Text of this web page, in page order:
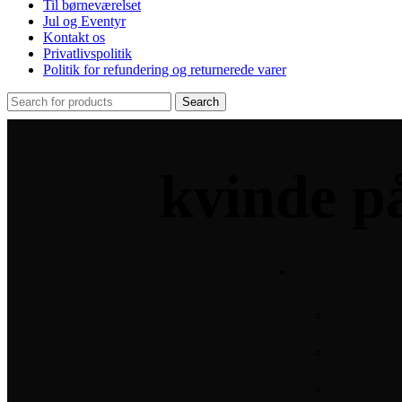
Til børneværelset
Jul og Eventyr
Kontakt os
Privatlivspolitik
Politik for refundering og returnerede varer
Search